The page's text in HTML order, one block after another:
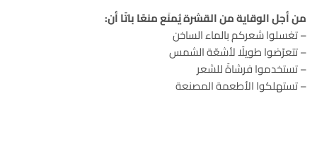
من أجل الوقاية من القشرة يُمنَع منعًا باتًا أن:
– تغسلوا شعركم بالماء الساخن
– تتعرّضوا طويلًا لأشعّة الشمس
– تستخدموا فرشاةً للشعر
– تستهلكوا الأطعمة المصنعة